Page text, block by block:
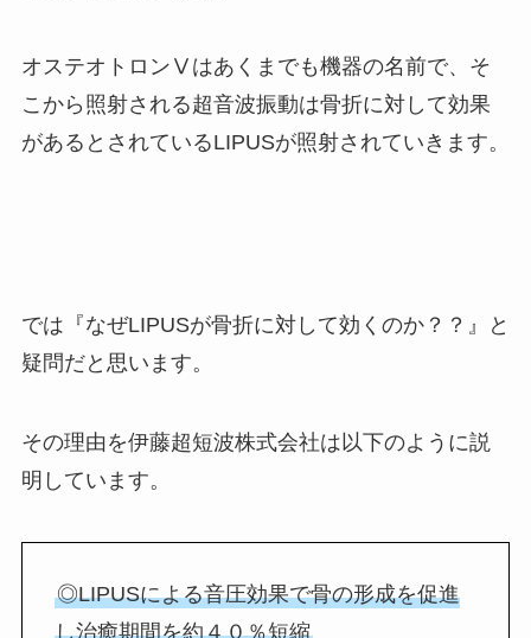
オステオトロンⅤはあくまでも機器の名前で、そ
こから照射される超音波振動は骨折に対して効果
があるとされているLIPUSが照射されていきます。
では『なぜLIPUSが骨折に対して効くのか？？』と
疑問だと思います。
その理由を伊藤超短波株式会社は以下のように説
明しています。
◎LIPUSによる音圧効果で骨の形成を促進
し治癒期間を約４０％短縮